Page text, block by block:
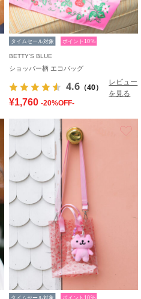
タイムセール対象 ポイント10%
BETTY'S BLUE
ショッパー柄 エコバッグ
4.6 （40）
レビュー
を見る
¥1,760 -20%OFF-
タイムセール対象 ポイント10%